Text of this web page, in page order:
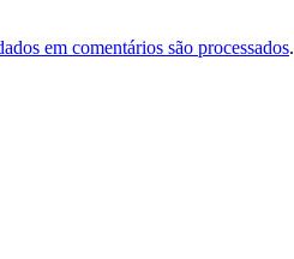
em comentários são processados.